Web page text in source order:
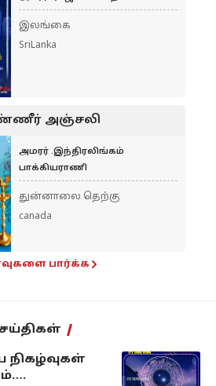
இலங்கை
SriLanka
அஞ்சலி
அமரர் .இந்திரலிங்கம்
பாக்கியராணி
துன்னாலை தெற்கு
canada
பார்க்க